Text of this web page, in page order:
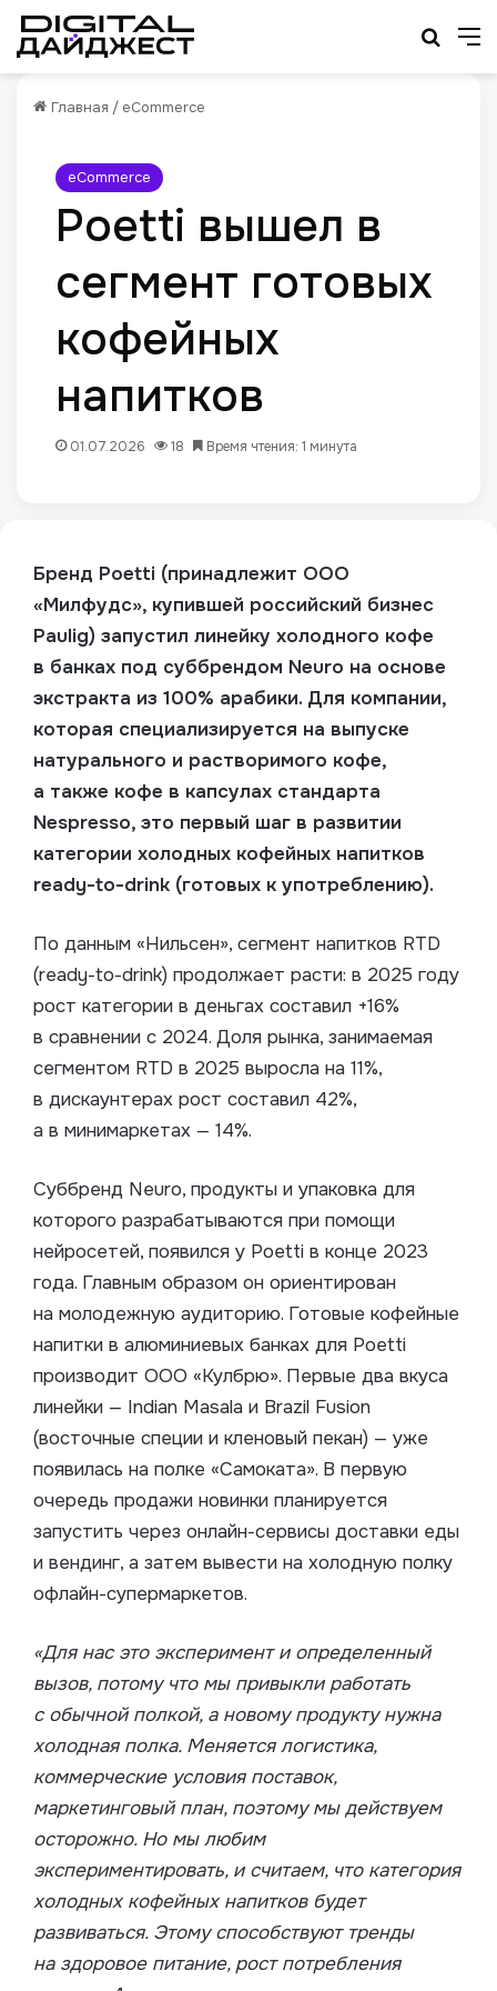
Главная / eCommerce
eCommerce
Poetti вышел в
сегмент готовых
кофейных
напитков
01.07.2026 18 Время чтения: 1 минута
Бренд Poetti (принадлежит ООО
«Милфудс», купившей российский бизнес
Paulig) запустил линейку холодного кофе
в банках под суббрендом Neuro на основе
экстракта из 100% арабики. Для компании,
которая специализируется на выпуске
натурального и растворимого кофе,
а также кофе в капсулах стандарта
Nespresso, это первый шаг в развитии
категории холодных кофейных напитков
ready-to-drink (готовых к употреблению).
По данным «Нильсен», сегмент напитков RTD
(ready-to-drink) продолжает расти: в 2025 году
рост категории в деньгах составил +16%
в сравнении с 2024. Доля рынка, занимаемая
сегментом RTD в 2025 выросла на 11%,
в дискаунтерах рост составил 42%,
а в минимаркетах — 14%.
Суббренд Neuro, продукты и упаковка для
которого разрабатываются при помощи
нейросетей, появился у Poetti в конце 2023
года. Главным образом он ориентирован
на молодежную аудиторию. Готовые кофейные
напитки в алюминиевых банках для Poetti
производит ООО «Кулбрю». Первые два вкуса
линейки — Indian Masala и Brazil Fusion
(восточные специи и кленовый пекан) — уже
появилась на полке «Самоката». В первую
очередь продажи новинки планируется
запустить через онлайн-сервисы доставки еды
и вендинг, а затем вывести на холодную полку
офлайн-супермаркетов.
«Для нас это эксперимент и определенный
вызов, потому что мы привыкли работать
с обычной полкой, а новому продукту нужна
холодная полка. Меняется логистика,
коммерческие условия поставок,
маркетинговый план, поэтому мы действуем
осторожно. Но мы любим
экспериментировать, и считаем, что категория
холодных кофейных напитков будет
развиваться. Этому способствуют тренды
на здоровое питание, рост потребления